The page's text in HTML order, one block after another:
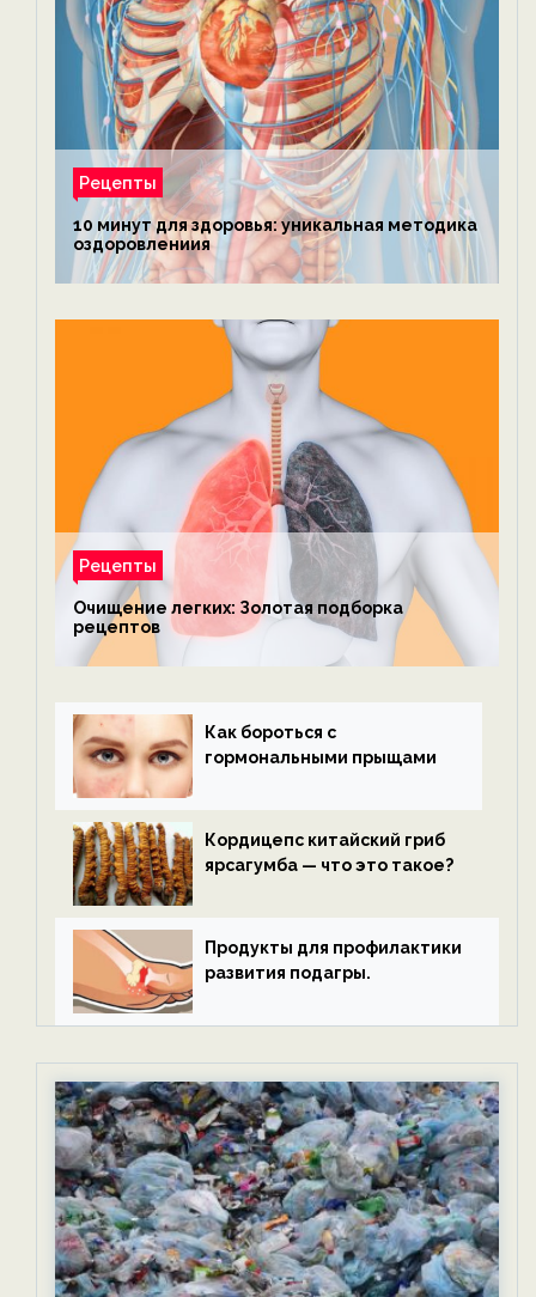
Рецепты
10 минут для здоровья: уникальная методика
оздоровлениия
Рецепты
Очищение легких: Золотая подборка
рецептов
Как бороться с
гормональными прыщами
Кордицепс китайский гриб
ярсагумба — что это такое?
Продукты для профилактики
развития подагры.